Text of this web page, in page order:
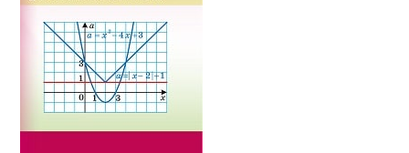
Всесвітня історія
Географія
Геометрія
Громадянська освіта
Зарубіжна література
Здоров'я